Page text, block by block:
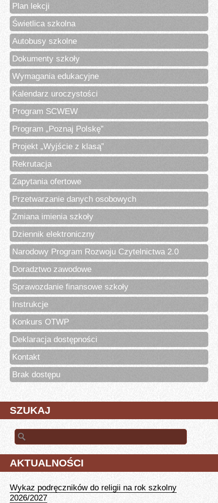
Plan lekcji
Świetlica szkolna
Autobusy szkolne
Dokumenty szkoły
Wymagania edukacyjne
Kalendarz uroczystości
Program SCWEW
Program „Poznaj Polskę”
Projekt „Wyjście z klasą”
Rekrutacja
Zapytania ofertowe
Przetwarzanie danych osobowych
Zmiana imienia szkoły
Dziennik elektroniczny
Narodowy Program Rozwoju Czytelnictwa 2.0
Doradztwo zawodowe
Sprawozdanie finansowe szkoły
Instrukcje
Konkurs OTWP
Deklaracja dostępności
Kontakt
Brak dostępu
SZUKAJ
Szukaj:
AKTUALNOŚCI
Wykaz podręczników do religii na rok szkolny
2026/2027